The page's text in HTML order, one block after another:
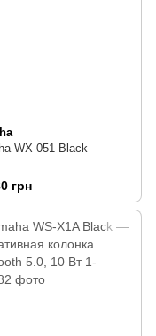
WX-051 Black
грн